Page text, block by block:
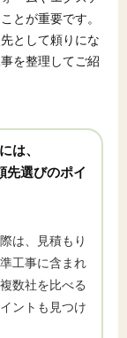
とが重要です。
として頼りにな
を整理してご紹
は、
先選びのポイ
は、見積もり
工事に含まれ
数社を比べる
ントも見つけ